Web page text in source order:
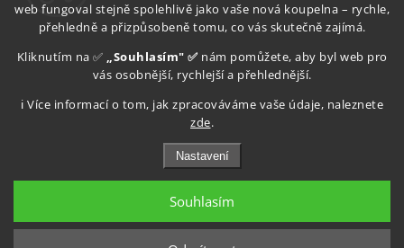
web fungoval stejně spolehlivě jako vaše nová koupelna – rychle,
přehledně a přizpůsobeně tomu, co vás skutečně zajímá.
Kliknutím na ✅ „Souhlasím" ✅ nám pomůžete, aby byl web pro
vás osobnější, rychlejší a přehlednější.
ℹ️ Více informací o tom, jak zpracováváme vaše údaje, naleznete
zde.
Nastavení
Souhlasím
Upravit nastavení cookies